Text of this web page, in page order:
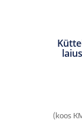
(koos
mitu